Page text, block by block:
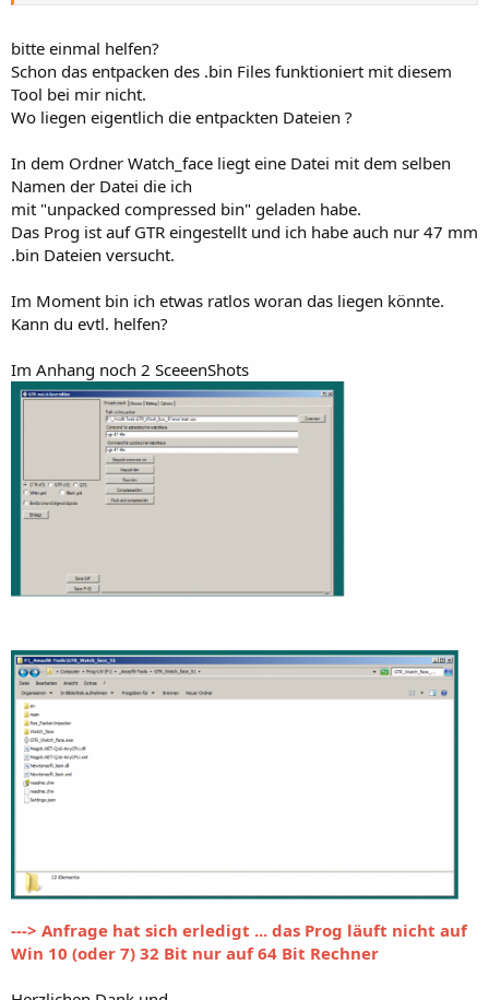
bitte einmal helfen?
Schon das entpacken des .bin Files funktioniert mit diesem
Tool bei mir nicht.
Wo liegen eigentlich die entpackten Dateien ?
In dem Ordner Watch_face liegt eine Datei mit dem selben
Namen der Datei die ich
mit "unpacked compressed bin" geladen habe.
Das Prog ist auf GTR eingestellt und ich habe auch nur 47 mm
.bin Dateien versucht.
Im Moment bin ich etwas ratlos woran das liegen könnte.
Kann du evtl. helfen?
Im Anhang noch 2 SceeenShots
---> Anfrage hat sich erledigt ... das Prog läuft nicht auf
Win 10 (oder 7) 32 Bit nur auf 64 Bit Rechner